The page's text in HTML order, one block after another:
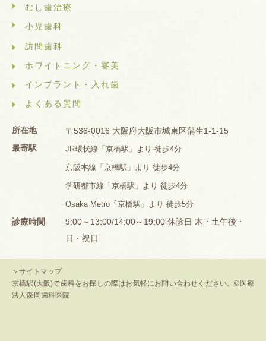
むし歯治療
小児歯科
訪問歯科
ホワイトニング・審美
インプラント・入れ歯
よくある質問
所在地
〒536-0016 大阪府大阪市城東区蒲生1-1-15
最寄駅
JR環状線「京橋駅」より 徒歩4分
京阪本線「京橋駅」より 徒歩4分
学研都市線「京橋駅」より 徒歩4分
Osaka Metro「京橋駅」より 徒歩5分
診療時間
9:00～13:00/14:00～19:00 休診日 木・土午後・
日・祝日
＞サイトマップ
京橋駅(大阪)で歯科をお探しの際はお気軽にお問い合わせください。©医療
法人森岡歯科医院